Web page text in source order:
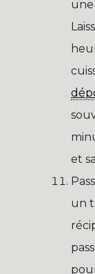
une
et
un